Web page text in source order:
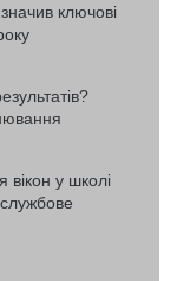
ключові
вікон у школі